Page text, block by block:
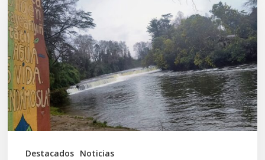
Destacados Noticias
del
Salto
Donguil
y
el
territorio
Kuzpe
Mapu